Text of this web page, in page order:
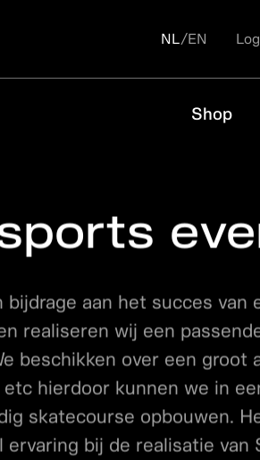
NL/EN
Shop
bijdrage aan het succes van
realiseren wij een
beschikken over een groot
hierdoor kunnen we in
skatecourse opbouwen.